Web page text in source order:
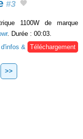
#3
1100W de marque
. Durée : 00:03.
&
Téléchargement
>>